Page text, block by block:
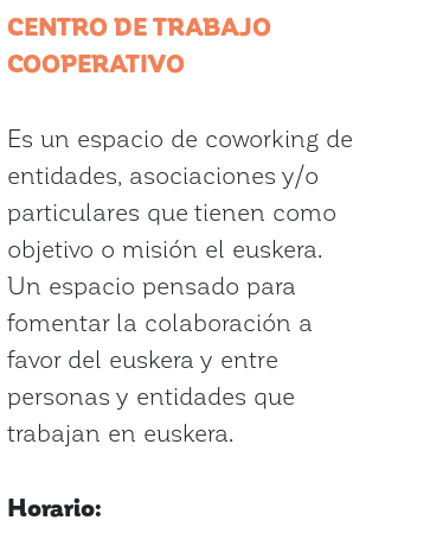
CENTRO DE TRABAJO
COOPERATIVO
Es un espacio de coworking de
entidades, asociaciones y/o
particulares que tienen como
objetivo o misión el euskera.
Un espacio pensado para
fomentar la colaboración a
favor del euskera y entre
personas y entidades que
trabajan en euskera.
Horario: